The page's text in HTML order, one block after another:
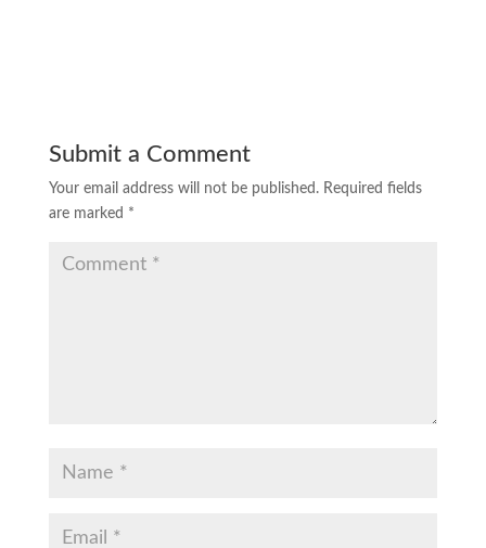
Submit a Comment
Your email address will not be published. Required fields
are marked *